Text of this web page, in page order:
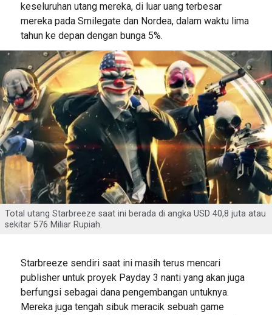
keseluruhan utang mereka, di luar uang terbesar
mereka pada Smilegate dan Nordea, dalam waktu lima
tahun ke depan dengan bunga 5%.
Total utang Starbreeze saat ini berada di angka USD 40,8 juta atau
sekitar 576 Miliar Rupiah.
Starbreeze sendiri saat ini masih terus mencari
publisher untuk proyek Payday 3 nanti yang akan juga
berfungsi sebagai dana pengembangan untuknya.
Mereka juga tengah sibuk meracik sebuah game